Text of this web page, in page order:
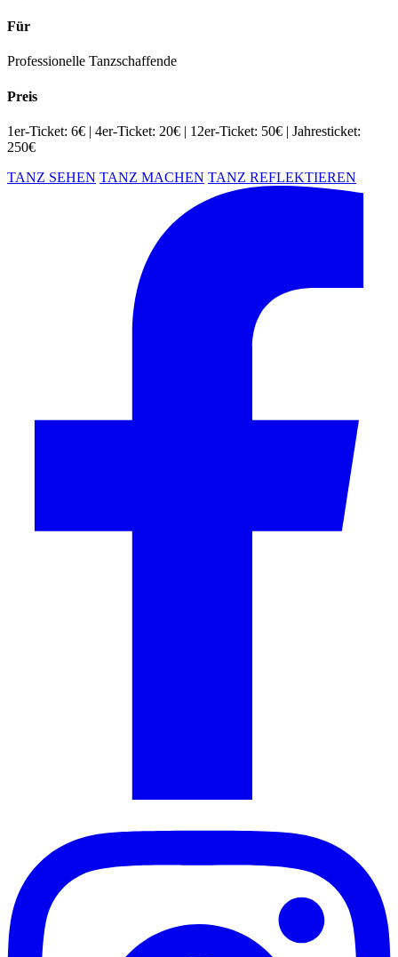
Für
Professionelle Tanzschaffende
Preis
1er-Ticket: 6€ | 4er-Ticket: 20€ | 12er-Ticket: 50€ | Jahresticket:
250€
TANZ SEHEN TANZ MACHEN TANZ REFLEKTIEREN